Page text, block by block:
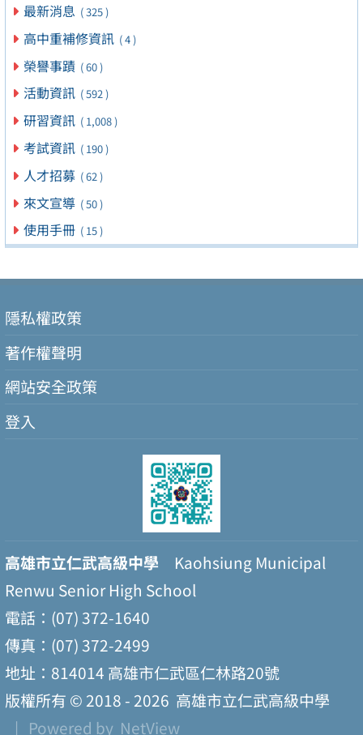
最新消息 ( 325 )
高中重補修資訊 ( 4 )
榮譽事蹟 ( 60 )
活動資訊 ( 592 )
研習資訊 ( 1,008 )
考試資訊 ( 190 )
人才招募 ( 62 )
來文宣導 ( 50 )
使用手冊 ( 15 )
隱私權政策
著作權聲明
網站安全政策
登入
高雄市立仁武高級中學 Kaohsiung Municipal
Renwu Senior High School
電話：(07) 372-1640
傳真：(07) 372-2499
地址：814014 高雄市仁武區仁林路20號
版權所有 © 2018 - 2026 高雄市立仁武高級中學
| Powered by NetView